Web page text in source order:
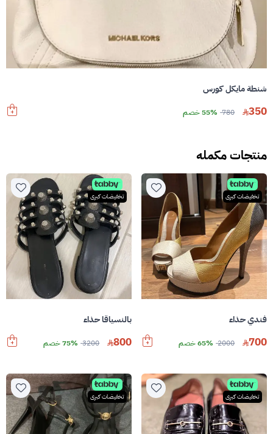
شنطة مايكل كورس
350
780 55% خصم
منتجات مكمله
تخفيضات كبرى
فندي حذاء
700
2000 65% خصم
تخفيضات كبرى
بالنسياقا حذاء
800
3200 75% خصم
تخفيضات كبرى تخفيضات كبرى